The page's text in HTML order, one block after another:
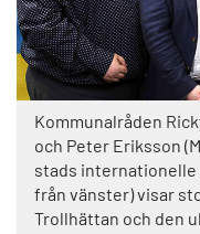
Kommunalråden
och Peter Eriksson
stads internationelle
från vänster) visar
Trollhättan och den